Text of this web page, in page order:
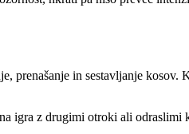
prenašanje in sestavljanje
igra z drugimi otroki ali